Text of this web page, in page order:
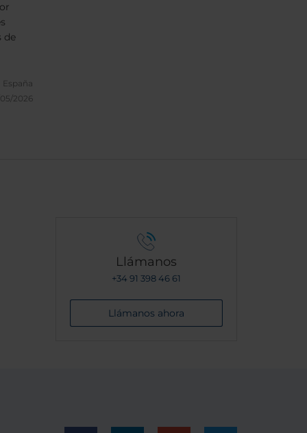
de
España
2026
Llámanos
+34 91 398 46 61
Llámanos ahora